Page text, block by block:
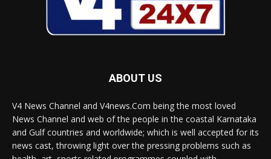
ABOUT US
V4 News Channel and V4news.Com being the most loved
News Channel and web of the people in the coastal Karnataka
and Gulf countries and worldwide; which is well accepted for its
news cast, throwing light over the pressing problems such as